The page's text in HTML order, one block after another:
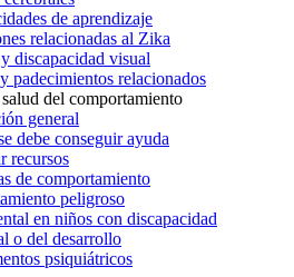
de aprendizaje
relacionadas al Zika
discapacidad visual
padecimientos relacionados
del comportamiento
general
debe conseguir ayuda
recursos
de comportamiento
peligroso
en niños con discapacidad
o del desarrollo
psiquiátricos